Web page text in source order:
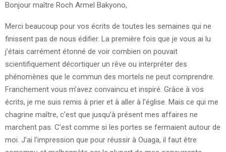
Bonjour maître Roch Armel Bakyono,
Merci beaucoup pour vos écrits de toutes les semaines qui ne
finissent pas de nous édifier. La première fois que je vous ai lu
j’étais carrément étonné de voir combien on pouvait
scientifiquement décortiquer un rêve ou interpréter des
phénomènes que le commun des mortels ne peut comprendre.
Franchement vous m’avez convaincu et inspiré. Grâce à vos
écrits, je me suis remis à prier et à aller à l’église. Mais ce qui me
chagrine maître, c’est que jusqu’à présent mes affaires ne
marchent pas. C’est comme si les portes se fermaient autour de
moi. J’ai l’impression que pour réussir à Ouaga, il faut être